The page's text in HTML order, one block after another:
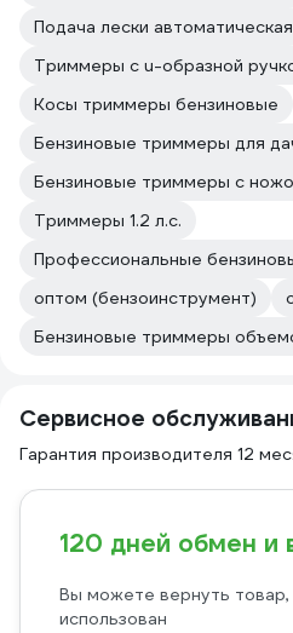
Подача лески автоматическая
Триммеры с u-образной
Косы триммеры бензиновые
Бензиновые триммеры для
Бензиновые триммеры с
Триммеры 1.2 л.с.
Профессиональные
оптом (бензоинструмент)
Бензиновые триммеры
Сервисное
Гарантия производителя 12
120 дней обмен и
Вы можете вернуть
использован